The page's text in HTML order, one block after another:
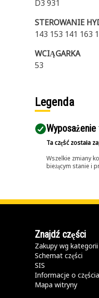
D3 931
STEROWANIE
143 153 141 163
WCIĄGARKA
53
Legenda
Ta część została
Wszelkie zmiany
bieżącym stanie i
Znajdź części
Zakupy wg kategorii
Schemat części
SIS
Informacje o
Mapa witryny